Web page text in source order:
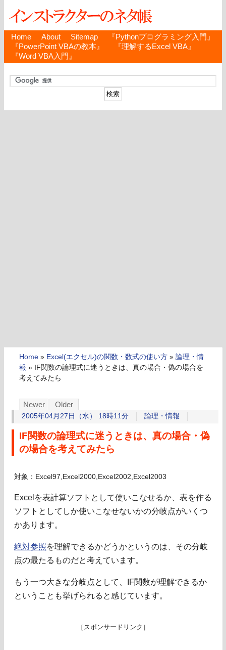
Home About Sitemap
『Pythonプログラミング入門』
『PowerPoint VBAの教本』
『理解するExcel VBA』
『Word VBA入門』
Home » Excel(エクセル)の関数・数式の使い方 » 論理・情
報 » IF関数の論理式に迷うときは、真の場合・偽の場合を
考えてみたら
Newer Older
2005年04月27日（水） 18時11分 論理・情報
IF関数の論理式に迷うときは、真の場合・偽
の場合を考えてみたら
対象：Excel97,Excel2000,Excel2002,Excel2003
Excelを表計算ソフトとして使いこなせるか、表を作る
ソフトとしてしか使いこなせないかの分岐点がいくつ
かあります。
絶対参照を理解できるかどうかというのは、その分岐
点の最たるものだと考えています。
もう一つ大きな分岐点として、IF関数が理解できるか
ということも挙げられると感じています。
［スポンサードリンク］